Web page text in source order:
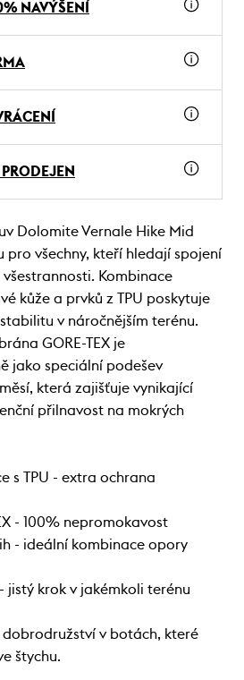
NAVÝŠENÍ
Dolomite Vernale Hike Mid
pro všechny, kteří hledají spojení
Kombinace
kůže a prvků z TPU poskytuje
v náročnějším terénu.
GORE-TEX je
jako speciální podešev
která zajišťuje vynikající
přilnavost na mokrých
s TPU - extra ochrana
- 100% nepromokavost
- ideální kombinace opory
jistý krok v jakémkoli terénu
dobrodružství v botách, které
štychu.